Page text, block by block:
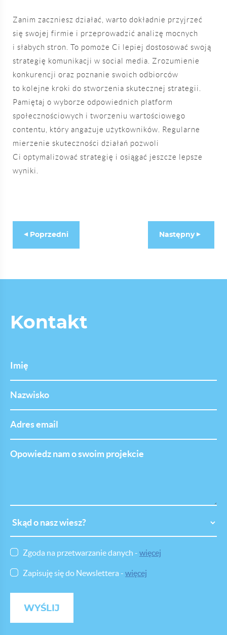
Zanim zaczniesz działać, warto dokładnie przyjrzeć
się swojej firmie i przeprowadzić analizę mocnych
i słabych stron. To pomoże Ci lepiej dostosować swoją
strategię komunikacji w social media. Zrozumienie
konkurencji oraz poznanie swoich odbiorców
to kolejne kroki do stworzenia skutecznej strategii.
Pamiętaj o wyborze odpowiednich platform
społecznościowych i tworzeniu wartościowego
contentu, który angażuje użytkowników. Regularne
mierzenie skuteczności działań pozwoli
Ci optymalizować strategię i osiągać jeszcze lepsze
wyniki.
Poprzedni Następny
Kontakt
email
nam
o
nasz
wieszZgoda na przetwarzanie danych - więcej
Zapisuję się do Newslettera - więcej